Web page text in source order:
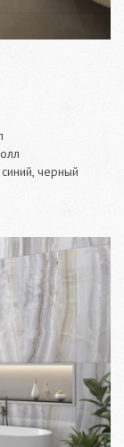
черный